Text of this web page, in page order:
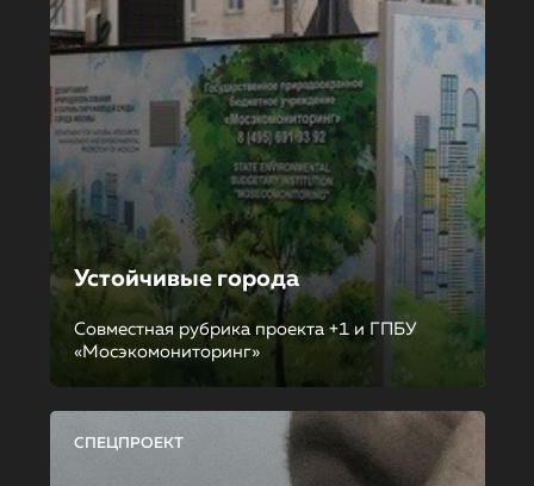
Устойчивые города
Совместная рубрика проекта +1 и ГПБУ
«Мосэкомониторинг»
СПЕЦПРОЕКТ